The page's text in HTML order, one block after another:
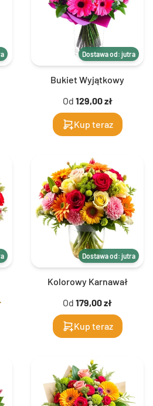
Dostawa od: jutra
Bukiet Wyjątkowy
Od 129,00 zł
Kup teraz
Dostawa od: jutra
Kolorowy Karnawał
Od 179,00 zł
Kup teraz